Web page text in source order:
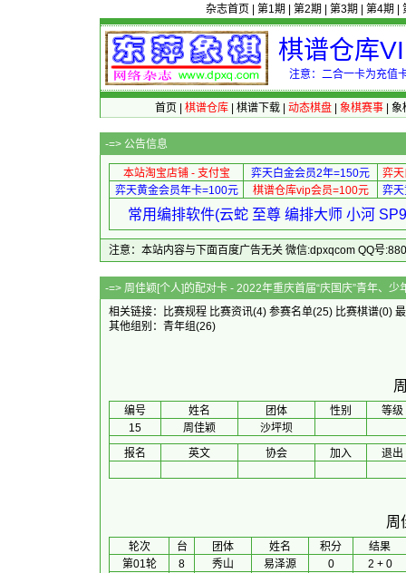
杂志首页 第1期 第2期 第3期 第4期
棋谱仓库
注意：二合一卡为充值
首页 棋谱仓库| 棋谱下载| 动态棋盘| 象棋赛事| 象
-=> 公告信息
本站淘宝店铺 - 支付宝 弈天白金会员2年=150元
弈
弈天黄金会员年卡=100元
棋谱仓库vip会员=100元 弈
常用编排软件(云蛇 至尊 编排大师 小河
注意：本站内容与下面百度广告无关 微信:dpxqcom QQ号
-=> 周佳颖[个人]的配对卡 - 2022年重庆首届“庆
相关链接：
比赛规程 比赛资讯(4) 参赛名单(25) 比赛棋谱(0)
其他组别： 青年组(26)
编号 姓名 团体 性别
等级
15
周佳颖
沙坪坝
报名
英文 协会 加入 退出
周
轮次 台 团体 姓名 积分
结果
第01轮
8 秀山 易泽源 0
2 + 0